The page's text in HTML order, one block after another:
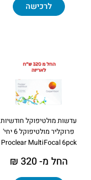
לרכישה
עדשות מולטיפוקל חודשיות
פרוקליר מולטיפוקל 6 יחי'
Proclear MultiFocal 6pck
החל מ- 320 ₪